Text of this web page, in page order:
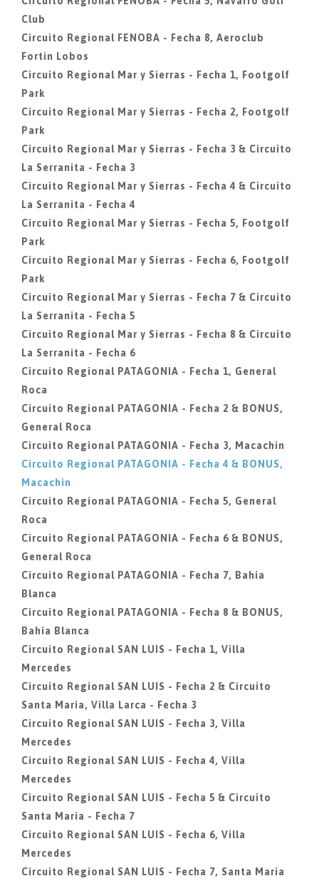
Club
Circuito Regional FENOBA - Fecha 8, Aeroclub
Fortin Lobos
Circuito Regional Mar y Sierras - Fecha 1, Footgolf
Park
Circuito Regional Mar y Sierras - Fecha 2, Footgolf
Park
Circuito Regional Mar y Sierras - Fecha 3 & Circuito
La Serranita - Fecha 3
Circuito Regional Mar y Sierras - Fecha 4 & Circuito
La Serranita - Fecha 4
Circuito Regional Mar y Sierras - Fecha 5, Footgolf
Park
Circuito Regional Mar y Sierras - Fecha 6, Footgolf
Park
Circuito Regional Mar y Sierras - Fecha 7 & Circuito
La Serranita - Fecha 5
Circuito Regional Mar y Sierras - Fecha 8 & Circuito
La Serranita - Fecha 6
Circuito Regional PATAGONIA - Fecha 1, General
Roca
Circuito Regional PATAGONIA - Fecha 2 & BONUS,
General Roca
Circuito Regional PATAGONIA - Fecha 3, Macachin
Circuito Regional PATAGONIA - Fecha 4 & BONUS,
Macachin
Circuito Regional PATAGONIA - Fecha 5, General
Roca
Circuito Regional PATAGONIA - Fecha 6 & BONUS,
General Roca
Circuito Regional PATAGONIA - Fecha 7, Bahia
Blanca
Circuito Regional PATAGONIA - Fecha 8 & BONUS,
Bahia Blanca
Circuito Regional SAN LUIS - Fecha 1, Villa
Mercedes
Circuito Regional SAN LUIS - Fecha 2 & Circuito
Santa Maria, Villa Larca - Fecha 3
Circuito Regional SAN LUIS - Fecha 3, Villa
Mercedes
Circuito Regional SAN LUIS - Fecha 4, Villa
Mercedes
Circuito Regional SAN LUIS - Fecha 5 & Circuito
Santa Maria - Fecha 7
Circuito Regional SAN LUIS - Fecha 6, Villa
Mercedes
Circuito Regional SAN LUIS - Fecha 7, Santa Maria